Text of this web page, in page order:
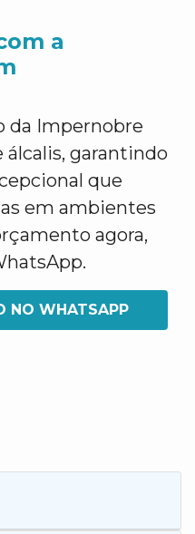
a
da Impernobre
álcalis, garantindo
que
em ambientes
agora,
NO WHATSAPP